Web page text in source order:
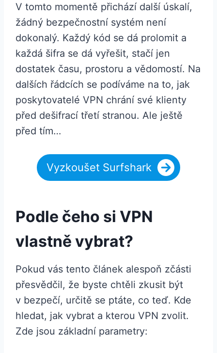
V tomto momentě přichází další úskalí,
žádný bezpečnostní systém není
dokonalý. Každý kód se dá prolomit a
každá šifra se dá vyřešit, stačí jen
dostatek času, prostoru a vědomostí. Na
dalších řádcích se podíváme na to, jak
poskytovatelé VPN chrání své klienty
před dešifrací třetí stranou. Ale ještě
před tím…
Vyzkoušet Surfshark
Podle čeho si VPN
vlastně vybrat?
Pokud vás tento článek alespoň zčásti
přesvědčil, že byste chtěli zkusit být
v bezpečí, určitě se ptáte, co teď. Kde
hledat, jak vybrat a kterou VPN zvolit.
Zde jsou základní parametry: